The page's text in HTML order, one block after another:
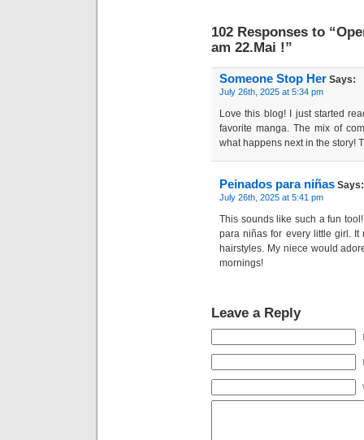
102 Responses to
am 22.Mai !”
Someone Stop Her Says:
July 26th, 2025 at 5:34 pm
Love this blog! I just started
favorite manga. The mix of
what happens next in the story!
Peinados para niñas Says:
July 26th, 2025 at 5:41 pm
This sounds like such a fun
para niñas for every little girl. It
hairstyles. My niece would
mornings!
Leave a Reply